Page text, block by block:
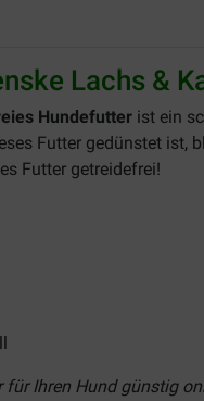
Lachs &
Hundefutter ist ein
Futter gedünstet
Futter getreidefrei!
für Ihren Hund günstig